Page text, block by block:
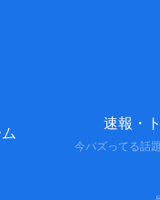
速報・